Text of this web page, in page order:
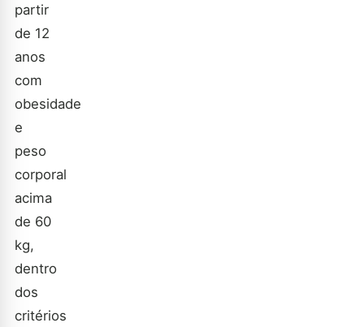
partir
de 12
anos
com
obesidade
e
peso
corporal
acima
de 60
kg,
dentro
dos
critérios